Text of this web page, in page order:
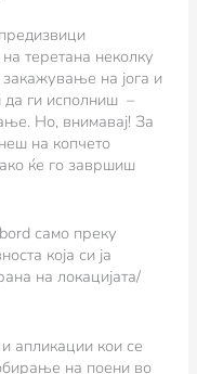
теретана неколку
на јога и
ги исполниш –
Но, внимавај! За
на копчето
ќе го завршиш
само преку
која си ја
на локацијата/
апликации кои се
на поени во